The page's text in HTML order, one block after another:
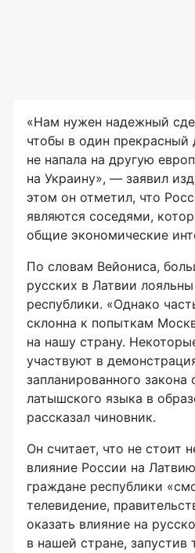
«Нам нужен надежный
чтобы в один прекрасный
не напала на другую
на Украину», — заявил
этом он отметил, что
являются соседями,
общие экономические
По словам Вейониса,
русских в Латвии
республики. «Однако
склонна к попыткам
на нашу страну.
участвуют в
запланированного закона
латышского языка в
рассказал чиновник.
Он считает, что не стоит
влияние России на
граждане республики
телевидение,
оказать влияние на
в нашей стране, запустив